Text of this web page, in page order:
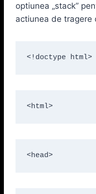
optiunea „stack”
actiunea de tragere
<!doctype html>
<html>
<head>